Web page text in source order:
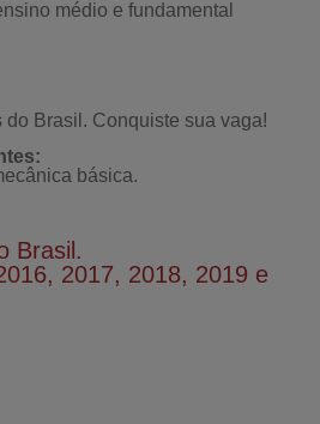
médio e fundamental
Brasil. Conquiste sua vaga!
básica.
Brasil.
2017, 2018, 2019 e